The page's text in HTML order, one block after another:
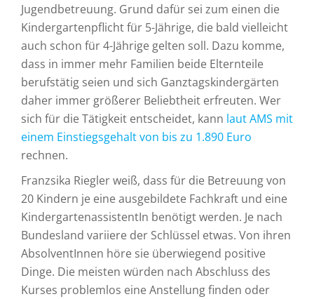
Jugendbetreuung. Grund dafür sei zum einen die
Kindergartenpflicht für 5-Jährige, die bald vielleicht
auch schon für 4-Jährige gelten soll. Dazu komme,
dass in immer mehr Familien beide Elternteile
berufstätig seien und sich Ganztagskindergärten
daher immer größerer Beliebtheit erfreuten. Wer
sich für die Tätigkeit entscheidet, kann laut AMS mit
einem Einstiegsgehalt von bis zu 1.890 Euro
rechnen.
Franzsika Riegler weiß, dass für die Betreuung von
20 Kindern je eine ausgebildete Fachkraft und eine
KindergartenassistentIn benötigt werden. Je nach
Bundesland variiere der Schlüssel etwas. Von ihren
AbsolventInnen höre sie überwiegend positive
Dinge. Die meisten würden nach Abschluss des
Kurses problemlos eine Anstellung finden oder